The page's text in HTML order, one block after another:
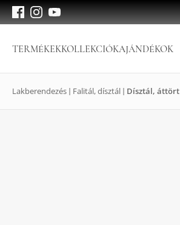
TERMÉKEKKOLLEKCIÓKAJÁNDÉKOK
Lakberendezés Falitál, dísztál Dísztál, áttört